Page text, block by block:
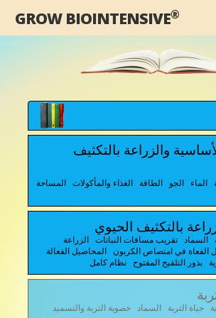
GROW BIOINTENSIVE®
والزراعة بالتكثيف
الماء الجو الطاقة الغذاء والمأكولات المساحة
السماد تقريب مسافات النباتات الزراعة
الفعاة في امتصاص الكربون المحاصيل الفعالة
بذور التلقيح المفتوح نظام كامل
حياة التربة السماد خصوبة التربة والتسميد